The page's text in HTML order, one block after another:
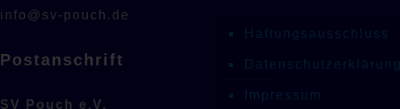
info@sv-pouch.de
Postanschrift
SV Pouch e.V.
Haftungsausschluss
Datenschutzerklärung
Impressum